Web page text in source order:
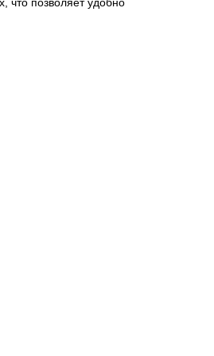
что позволяет удобно